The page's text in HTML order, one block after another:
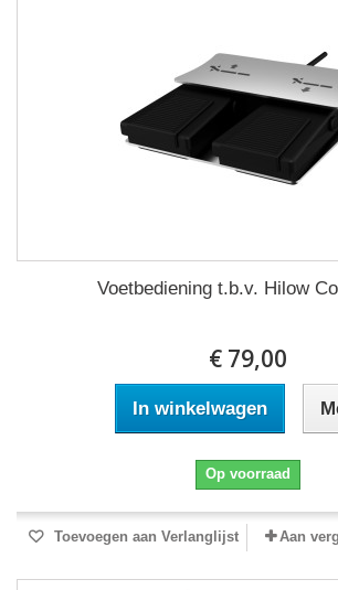
Voetbediening t.b.v. Hilow
€ 79,00
In winkelwagen
Op voorraad
Toevoegen aan Verlanglijst Aan